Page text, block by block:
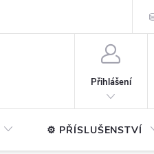
Přihlášení
⚙️ PŘÍSLUŠENSTVÍ